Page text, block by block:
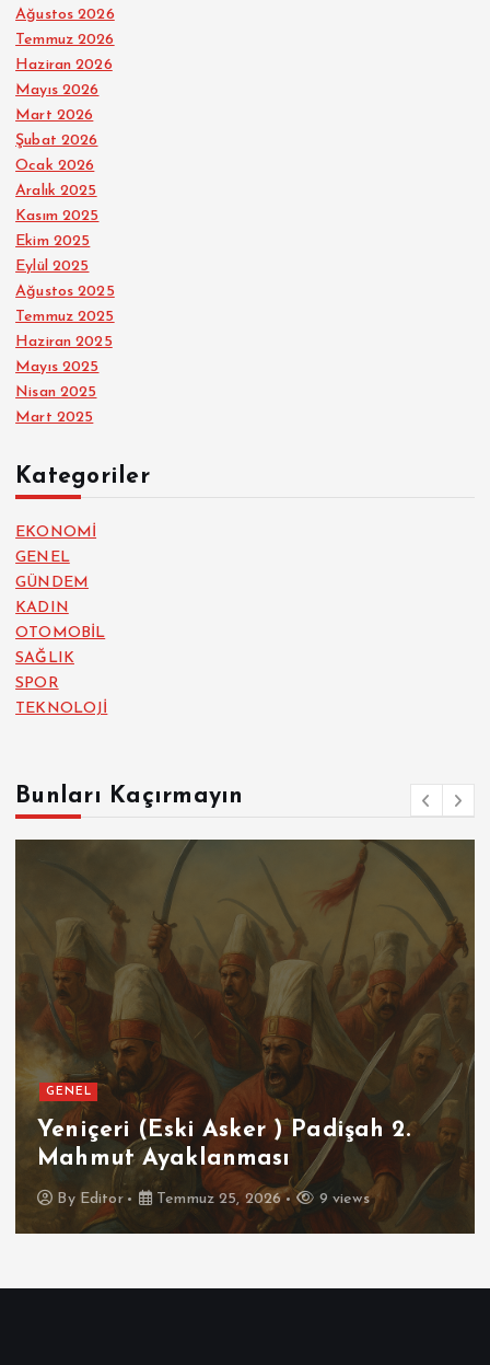
Ağustos 2026
Temmuz 2026
Haziran 2026
Mayıs 2026
Mart 2026
Şubat 2026
Ocak 2026
Aralık 2025
Kasım 2025
Ekim 2025
Eylül 2025
Ağustos 2025
Temmuz 2025
Haziran 2025
Mayıs 2025
Nisan 2025
Mart 2025
Kategoriler
EKONOMİ
GENEL
GÜNDEM
KADIN
OTOMOBİL
SAĞLIK
SPOR
TEKNOLOJİ
Bunları Kaçırmayın
GENEL
Yeniçeri (Eski Asker ) Padişah 2.
Mahmut Ayaklanması
By Editor Temmuz 25, 2026 9 views